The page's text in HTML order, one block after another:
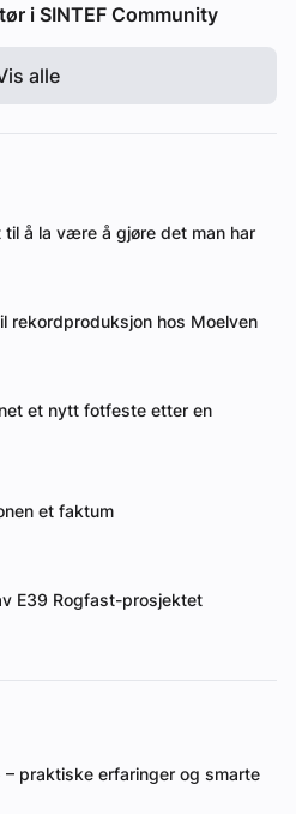
i SINTEF Community
alle
til å la være å gjøre det man har
rekordproduksjon hos Moelven
et nytt fotfeste etter en
et faktum
E39 Rogfast-prosjektet
praktiske erfaringer og smarte